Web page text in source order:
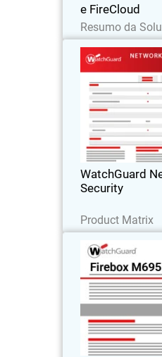
e FireCloud
Resumo da
Leia
WatchGuard
Security
Product Matrix
WatchGuard
Produtos
Esse firewall
2.000
organizações que